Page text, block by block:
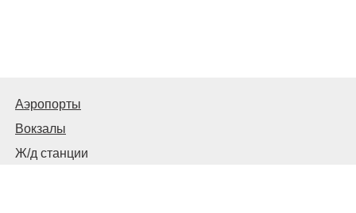
Аэропорты
Вокзалы
Ж/д станции